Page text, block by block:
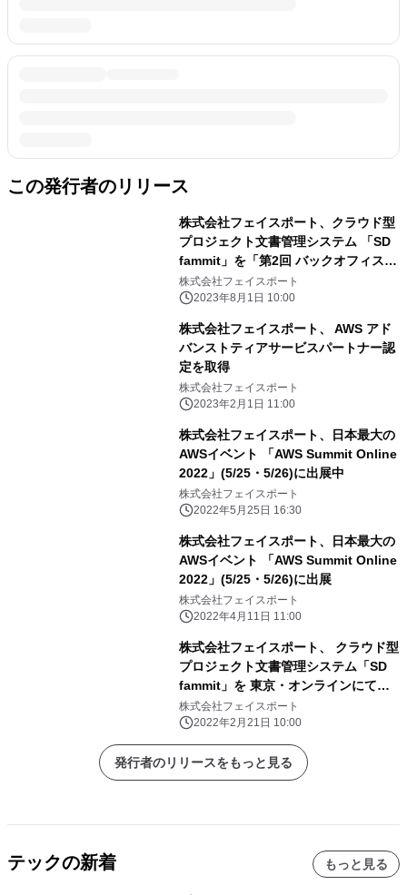
この発行者のリリース
株式会社フェイスポート、クラウド型
プロジェクト文書管理システム 「SD
fammit」を「第2回 バックオフィス
DXPO 東京’23」に出展 (東京・オン
ライン開催)
株式会社フェイスポート
2023年8月1日 10:00
株式会社フェイスポート、 AWS アド
バンストティアサービスパートナー認
定を取得
株式会社フェイスポート
2023年2月1日 11:00
株式会社フェイスポート、日本最大の
AWSイベント 「AWS Summit Online
2022」(5/25・5/26)に出展中
株式会社フェイスポート
2022年5月25日 16:30
株式会社フェイスポート、日本最大の
AWSイベント 「AWS Summit Online
2022」(5/25・5/26)に出展
株式会社フェイスポート
2022年4月11日 11:00
株式会社フェイスポート、 クラウド型
プロジェクト文書管理システム「SD
fammit」を 東京・オンラインにて開
催の「リテールテックJAPAN 2022」
に出展
株式会社フェイスポート
2022年2月21日 10:00
発行者のリリースをもっと見る
テックの新着 もっと見る